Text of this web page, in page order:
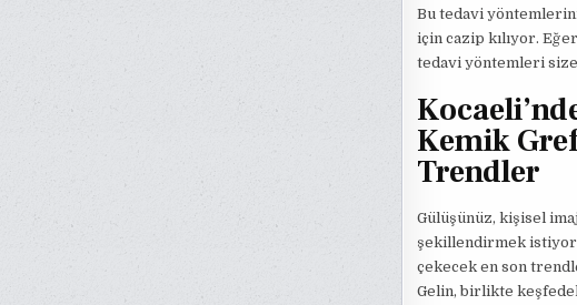
Bu tedavi
için cazip kılıyor.
tedavi yöntemleri
Kemik
Trendler
Gülüşünüz, kişisel
şekillendirmek
çekecek en son
Gelin, birlikte